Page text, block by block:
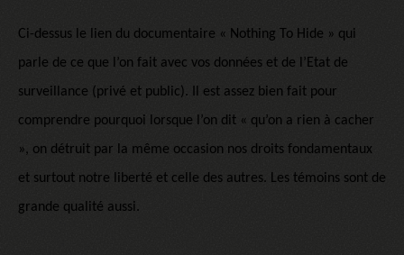
Ci-dessus le lien du documentaire « Nothing To Hide » qui
parle de ce que l’on fait avec vos données et de l’Etat de
surveillance (privé et public). Il est assez bien fait pour
comprendre pourquoi lorsque l’on dit « qu’on a rien à cacher
», on détruit par la même occasion nos droits fondamentaux
et surtout notre liberté et celle des autres. Les témoins sont de
grande qualité aussi.